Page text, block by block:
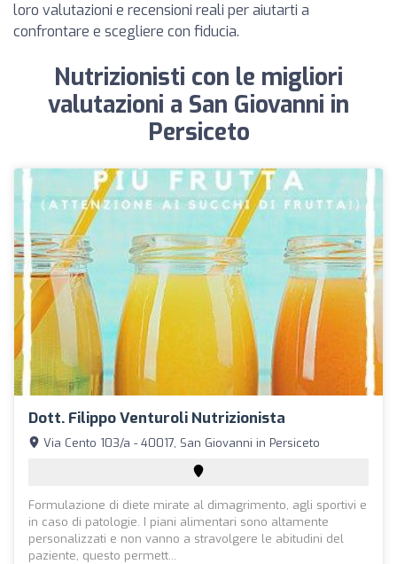
loro valutazioni e recensioni reali per aiutarti a
confrontare e scegliere con fiducia.
Nutrizionisti con le migliori
valutazioni a San Giovanni in
Persiceto
Dott. Filippo Venturoli Nutrizionista
Via Cento 103/a - 40017, San Giovanni in Persiceto
Formulazione di diete mirate al dimagrimento, agli sportivi e
in caso di patologie. I piani alimentari sono altamente
personalizzati e non vanno a stravolgere le abitudini del
paziente, questo permett...